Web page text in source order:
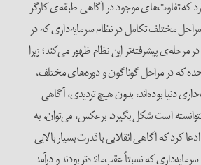
تفاوت‌های موجود در آگاهی طبقه‌ی کارگر
مختلف تکامل در نظام سرمایه‌داری که در
پیشرفته‌تر این نظام ظهور می‌کند؛ زیرا
که در مراحل گوناگون و دوره‌های مختلف،
دنیا بوده‌اند، بدون هیچ تردیدی، آگاهی
است شکل بگیرد. برعکس، می‌توان، به
که آگاهی انقلابی با قدرت بسیار بالایی
که نسبتاً عقب‌مانده‌تر بودند و درآمد